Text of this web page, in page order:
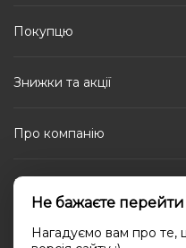
Покупцю
Знижки та акції
Про компанію
Каталог
Не бажаєте перейти
Нагадуємо вам про те,